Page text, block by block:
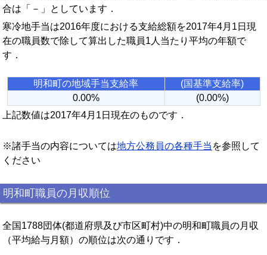
合は「－」としています．
寒冷地手当は2016年度における支給総額を2017年4月1日現
在の職員数で除して算出した職員1人当たり平均の年額で
す．
明和町の地域手当支給率
(国基準支給率)
0.00%
(0.00%)
上記数値は2017年4月1日現在のものです．
※諸手当の内容については地方公務員の各種手当 を参照して
ください
明和町職員の月収順位
全国1788団体(都道府県及び市区町村)中の明和町職員の月収
（平均給与月額）の順位は次の通りです．